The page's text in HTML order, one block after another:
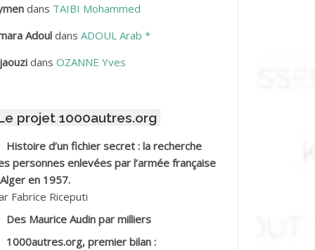
Mohamed *
Ahmed
Mohamed ben Kaddour
Kouider
Ahmed dit le Coiffeur
dans TAIBI Mohammed
Adouldans ADOUL Arab *
dans OZANNE Yves
projet 1000autres.org
Histoire d’un fichier secret : la recherche
personnes enlevées par l’armée française
en 1957.
Fabrice Riceputi
Des Maurice Audin par milliers
1000autres.org, premier bilan :